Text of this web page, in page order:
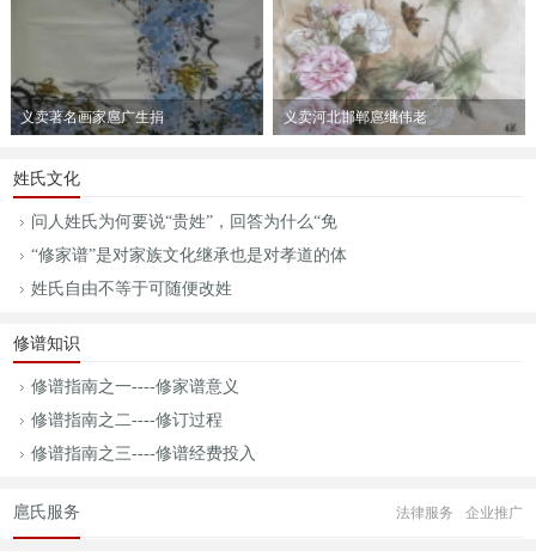
义卖著名画家扈广生捐 义卖河北邯郸扈继伟老
姓氏文化
问人姓氏为何要说“贵姓”，回答为什么“免
“修家谱”是对家族文化继承也是对孝道的体
姓氏自由不等于可随便改姓
修谱知识
修谱指南之一----修家谱意义
修谱指南之二----修订过程
修谱指南之三----修谱经费投入
法律服务 企业推广
扈氏服务